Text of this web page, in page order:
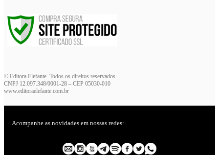
© Editora Elefante. Todos os direitos reservados.
CNPJ 12.097.348/0001-28 – CEP 05030-010
www.editoraelefante.com.br
Acompanhe as novidades em nossas redes: